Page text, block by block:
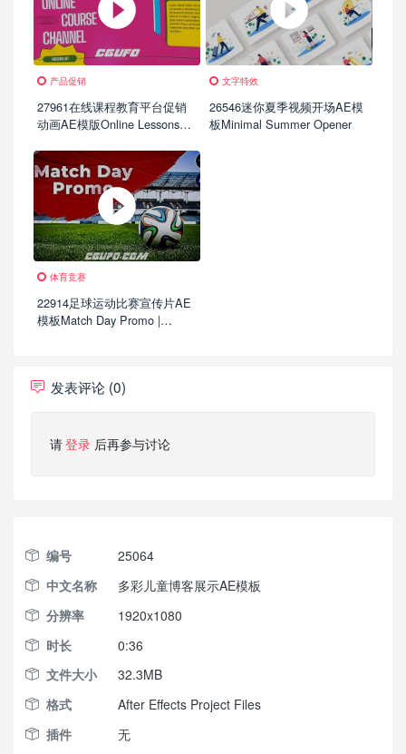
产品促销
27961在线课程教育平台促销
动画AE模版Online Lessons
文字特效
26546迷你夏季视频开场AE模
板Minimal Summer Opener
体育竞赛
22914足球运动比赛宣传片AE
模板Match Day Promo |
发表评论 (0)
请登录 后再参与讨论
编号
25064
中文名称
多彩儿童博客展示AE模板
分辨率
1920x1080
时长
0:36
文件大小
32.3MB
格式
After Effects Project Files
插件
无